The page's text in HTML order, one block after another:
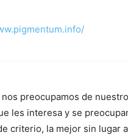
preocupamos de
les interesa y se
criterio, la mejor sin lugar